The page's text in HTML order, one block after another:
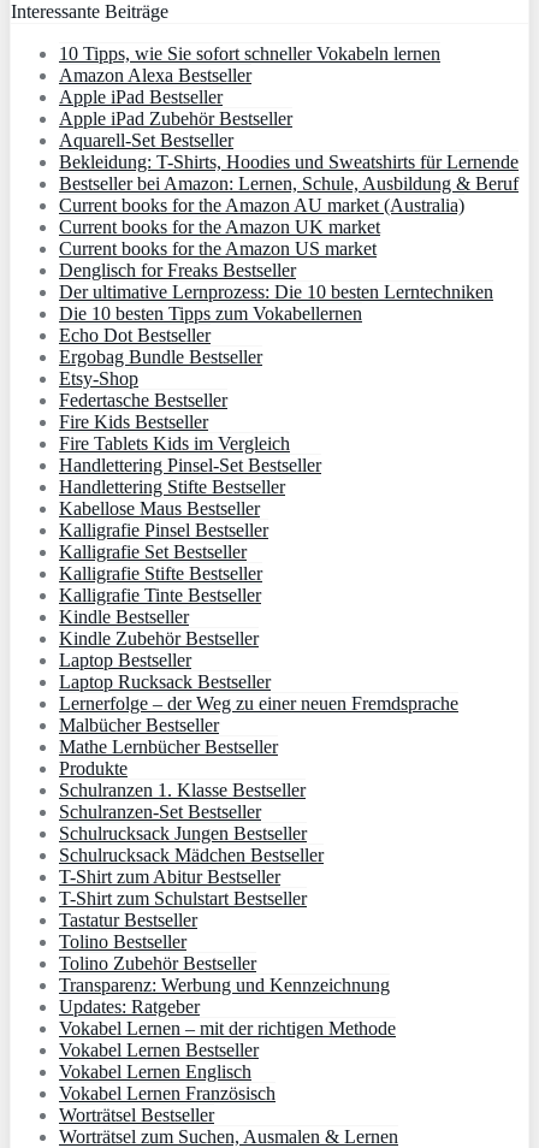
Interessante Beiträge
10 Tipps, wie Sie sofort schneller Vokabeln lernen
Amazon Alexa Bestseller
Apple iPad Bestseller
Apple iPad Zubehör Bestseller
Aquarell-Set Bestseller
Bekleidung: T-Shirts, Hoodies und Sweatshirts für Lernende
Bestseller bei Amazon: Lernen, Schule, Ausbildung & Beruf
Current books for the Amazon AU market (Australia)
Current books for the Amazon UK market
Current books for the Amazon US market
Denglisch for Freaks Bestseller
Der ultimative Lernprozess: Die 10 besten Lerntechniken
Die 10 besten Tipps zum Vokabellernen
Echo Dot Bestseller
Ergobag Bundle Bestseller
Etsy-Shop
Federtasche Bestseller
Fire Kids Bestseller
Fire Tablets Kids im Vergleich
Handlettering Pinsel-Set Bestseller
Handlettering Stifte Bestseller
Kabellose Maus Bestseller
Kalligrafie Pinsel Bestseller
Kalligrafie Set Bestseller
Kalligrafie Stifte Bestseller
Kalligrafie Tinte Bestseller
Kindle Bestseller
Kindle Zubehör Bestseller
Laptop Bestseller
Laptop Rucksack Bestseller
Lernerfolge – der Weg zu einer neuen Fremdsprache
Malbücher Bestseller
Mathe Lernbücher Bestseller
Produkte
Schulranzen 1. Klasse Bestseller
Schulranzen-Set Bestseller
Schulrucksack Jungen Bestseller
Schulrucksack Mädchen Bestseller
T-Shirt zum Abitur Bestseller
T-Shirt zum Schulstart Bestseller
Tastatur Bestseller
Tolino Bestseller
Tolino Zubehör Bestseller
Transparenz: Werbung und Kennzeichnung
Updates: Ratgeber
Vokabel Lernen – mit der richtigen Methode
Vokabel Lernen Bestseller
Vokabel Lernen Englisch
Vokabel Lernen Französisch
Worträtsel Bestseller
Worträtsel zum Suchen, Ausmalen & Lernen